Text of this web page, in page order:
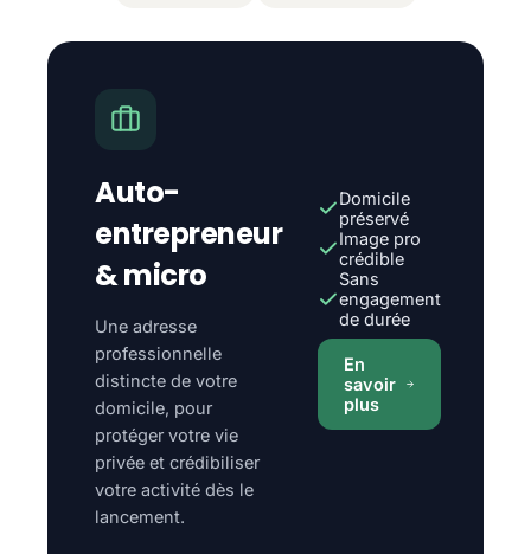
Auto-
entrepreneur
& micro
Une adresse
professionnelle
distincte de votre
domicile, pour
protéger votre vie
privée et crédibiliser
votre activité dès le
lancement.
Domicile
préservé
Image pro
crédible
Sans
engagement
de durée
En
savoir
plus